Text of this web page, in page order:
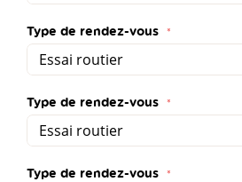
Type de rendez-vous
Type de rendez-vous
Type de rendez-vous